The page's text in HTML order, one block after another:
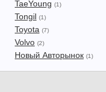
TaeYoung (1)
Tongil (1)
Toyota (7)
Volvo (2)
Новый Авторынок (1)